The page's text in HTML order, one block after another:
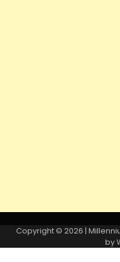
Copyright © 2026 |
by